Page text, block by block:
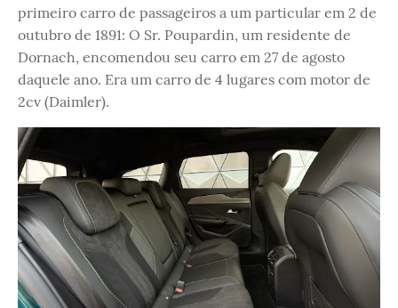
primeiro carro de passageiros a um particular em 2 de
outubro de 1891: O Sr. Poupardin, um residente de
Dornach, encomendou seu carro em 27 de agosto
daquele ano. Era um carro de 4 lugares com motor de
2cv (Daimler).